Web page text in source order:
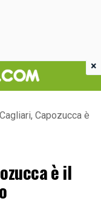
Capozucca è
è il
×